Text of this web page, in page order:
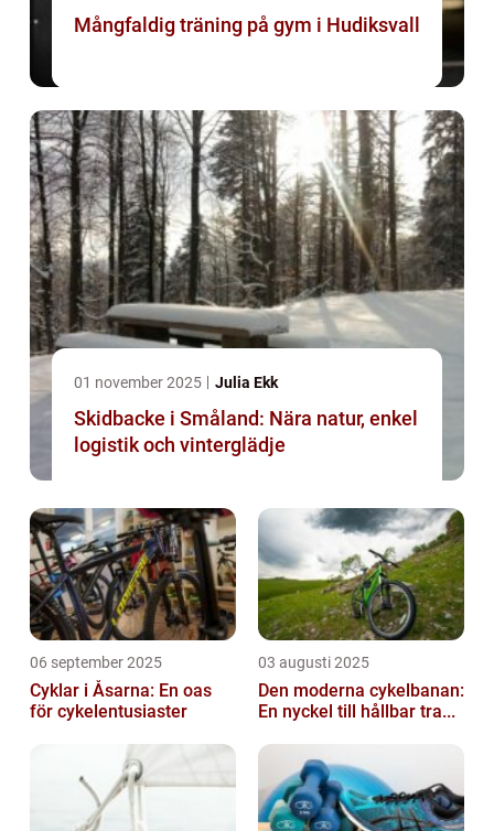
Mångfaldig träning på gym i Hudiksvall
01 november 2025 Julia Ekk
Skidbacke i Småland: Nära natur, enkel
logistik och vinterglädje
06 september 2025
Cyklar i Åsarna: En oas
för cykelentusiaster
03 augusti 2025
Den moderna cykelbanan:
En nyckel till hållbar tra...